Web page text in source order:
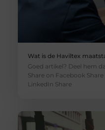
Wat is de Haviltex
Goed artikel? Deel hem
Share on Facebook
LinkedIn Share